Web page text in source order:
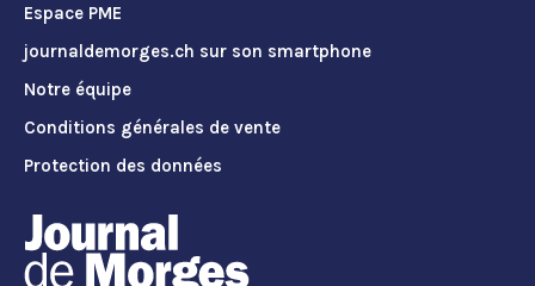
Espace PME
journaldemorges.ch sur son smartphone
Notre équipe
Conditions générales de vente
Protection des données